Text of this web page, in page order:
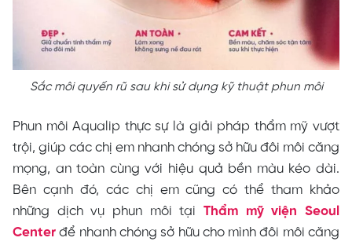
Sắc môi quyến rũ sau khi sử dụng kỹ thuật phun môi
Phun môi Aqualip thực sự là giải pháp thẩm mỹ vượt
trội, giúp các chị em nhanh chóng sở hữu đôi môi căng
mọng, an toàn cùng với hiệu quả bền màu kéo dài.
Bên cạnh đó, các chị em cũng có thể tham khảo
những dịch vụ phun môi tại Thẩm mỹ viện Seoul
Center để nhanh chóng sở hữu cho mình đôi môi căng